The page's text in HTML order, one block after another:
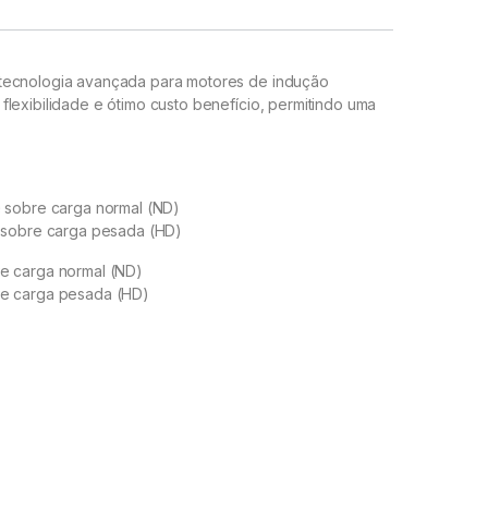
avançada para motores de indução
e ótimo custo benefício, permitindo uma
carga normal (ND)
carga pesada (HD)
carga normal (ND)
carga pesada (HD)